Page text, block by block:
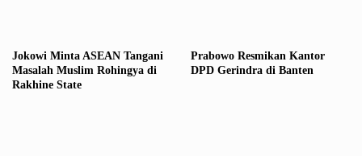
Jokowi Minta ASEAN Tangani
Masalah Muslim Rohingya di
Rakhine State
Prabowo Resmikan Kantor
DPD Gerindra di Banten